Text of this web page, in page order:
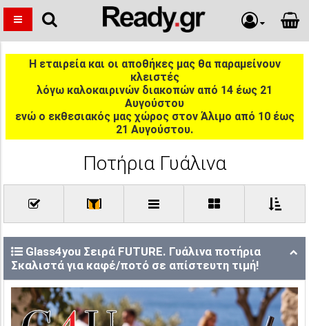
Η εταιρεία και οι αποθήκες μας θα παραμείνουν
κλειστές
λόγω καλοκαιρινών διακοπών από 14 έως 21
Αυγούστου
ενώ ο εκθεσιακός μας χώρος στον Άλιμο από 10 έως
21 Αυγούστου.
Ποτήρια Γυάλινα
[ ]
Glass4you Σειρά FUTURE. Γυάλινα ποτήρια
Σκαλιστά για καφέ/ποτό σε απίστευτη τιμή!